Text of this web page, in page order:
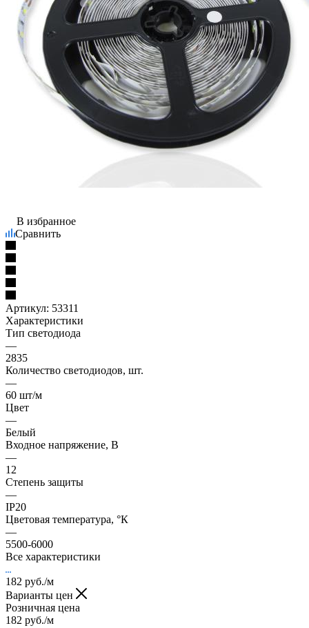
В избранное
Сравнить
Артикул: 53311
Характеристики
Тип светодиода
—
2835
Количество светодиодов, шт.
—
60 шт/м
Цвет
—
Белый
Входное напряжение, В
—
12
Степень защиты
—
IP20
Цветовая температура, °К
—
5500-6000
Все характеристики
182 руб./м
Варианты цен
Розничная цена
182 руб./м